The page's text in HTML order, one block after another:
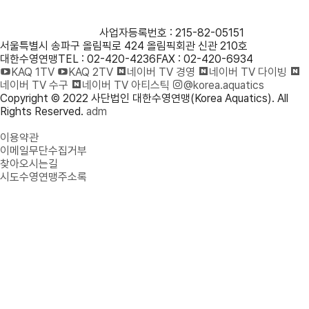
사업자등록번호 : 215-82-05151
서울특별시 송파구 올림픽로 424 올림픽회관 신관 210호
대한수영연맹TEL : 02-420-4236FAX : 02-420-6934
KAQ 1TV
KAQ 2TV 네이버 TV 경영
네이버 TV 다이빙
네이버 TV 수구
네이버 TV 아티스틱
@korea.aquatics
Copyright © 2022 사단법인 대한수영연맹(Korea Aquatics). All
Rights Reserved. adm
이용약관
이메일무단수집거부
찾아오시는길
시도수영연맹주소록